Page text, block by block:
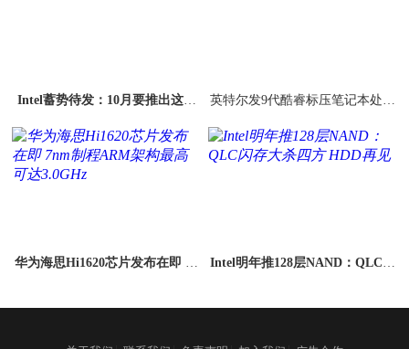
Intel蓄势待发：10月要推出这两
英特尔发9代酷睿标压笔记本处理
华为海思Hi1620芯片发布在即 7n
Intel明年推128层NAND：QLC闪